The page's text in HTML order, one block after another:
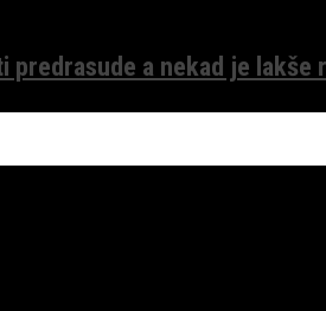
predrasude a nekad je lakše